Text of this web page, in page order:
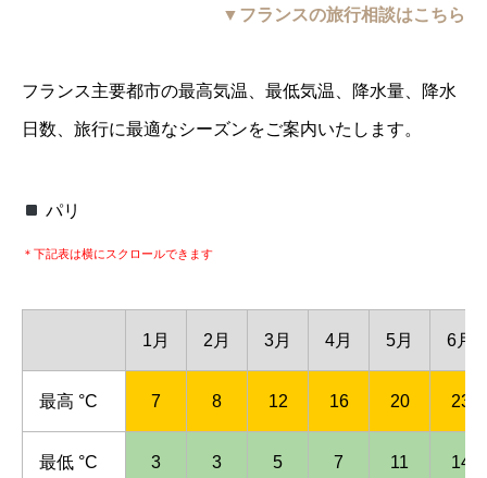
▼フランスの旅行相談はこちら
フランス主要都市の最高気温、最低気温、降水量、降水
日数、旅行に最適なシーズンをご案内いたします。
パリ
＊下記表は横にスクロールできます
1月 2月 3月 4月 5月 6月
最高 °C 7 8 12 16 20 23
最低 °C 3 3 5 7 11 14